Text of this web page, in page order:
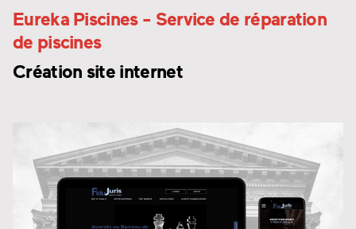
Eureka Piscines - Service de réparation
de piscines
Création site internet